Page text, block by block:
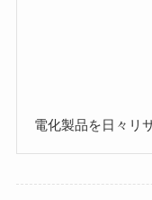
電化製品を日々リ